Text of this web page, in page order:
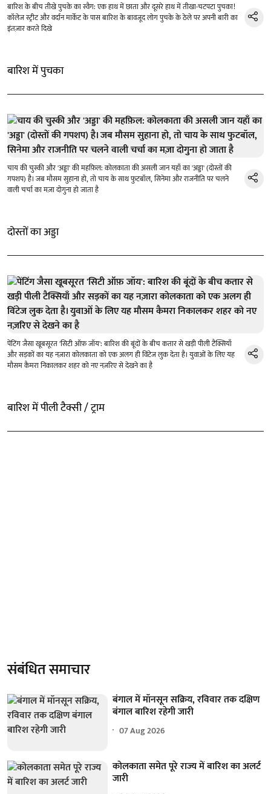
बारिश के बीच तीखे पुचके का स्वैग: एक हाथ में छाता और दूसरे हाथ में तीखा-चटपटा पुचका!
कॉलेज स्ट्रीट और वर्दान मार्केट के पास बारिश के बावजूद लोग पुचके के ठेले पर अपनी बारी का
इंतज़ार करते दिखे
बारिश में पुचका
चाय की चुस्की और 'अड्डा' की महफ़िल: कोलकाता की असली जान यहाँ का 'अड्डा' (दोस्तों की
गपशप) है। जब मौसम सुहाना हो, तो चाय के साथ फुटबॉल, सिनेमा और राजनीति पर चलने
वाली चर्चा का मज़ा दोगुना हो जाता है
दोस्तों का अड्डा
पेंटिंग जैसा खूबसूरत 'सिटी ऑफ़ जॉय': बारिश की बूंदों के बीच कतार से खड़ी पीली टैक्सियाँ
और सड़कों का यह नज़ारा कोलकाता को एक अलग ही विंटेज लुक देता है। युवाओं के लिए यह
मौसम कैमरा निकालकर शहर को नए नज़रिए से देखने का है
बारिश में पीली टैक्सी / ट्राम
संबंधित समाचार
बंगाल में मॉनसून सक्रिय, रविवार तक दक्षिण
बंगाल बारिश रहेगी जारी
07 Aug 2026
कोलकाता समेत पूरे राज्य में बारिश का अलर्ट
जारी